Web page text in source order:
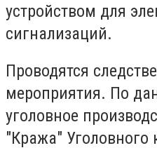
устройством для
сигнализаций.
Проводятся
мероприятия. По
уголовное
"Кража" Уголовного